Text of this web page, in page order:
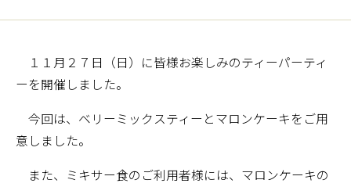
１１月２７日（日）に皆様お楽しみのティーパーティ
ーを開催しました。
今回は、ベリーミックスティーとマロンケーキをご用
意しました。
また、ミキサー食のご利用者様には、マロンケーキの